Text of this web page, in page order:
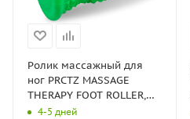
Ролик массажный для
ног PRCTZ MASSAGE
THERAPY FOOT ROLLER,
17см.
4-5 дней